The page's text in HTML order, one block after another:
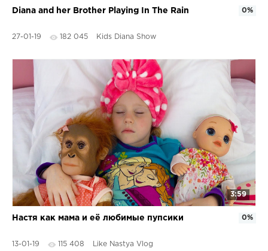
Diana and her Brother Playing In The Rain
27-01-19 182 045 Kids Diana Show
0%
3:59
Настя как мама и её любимые пупсики
13-01-19 115 408 Like Nastya Vlog
0%